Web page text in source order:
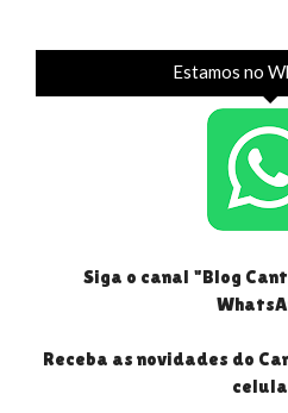
Estamos no
Siga o canal "Blog
Receba as novidades do